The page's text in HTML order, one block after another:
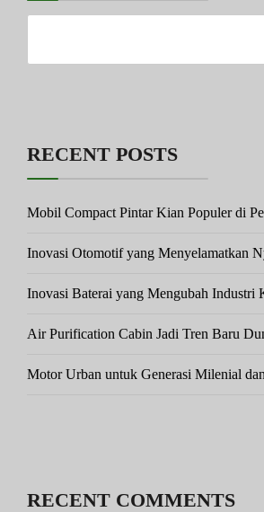
RECENT POSTS
Mobil Compact Pintar Kian Populer di
Inovasi Otomotif yang Menyelamatkan
Inovasi Baterai yang Mengubah Industri
Air Purification Cabin Jadi Tren Baru
Motor Urban untuk Generasi Milenial
RECENT COMMENTS